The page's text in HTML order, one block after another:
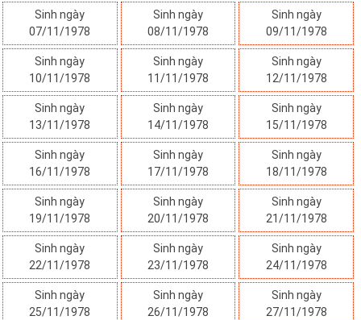
Sinh ngày
07/11/1978
Sinh ngày
08/11/1978
Sinh ngày
09/11/1978
Sinh ngày
10/11/1978
Sinh ngày
11/11/1978
Sinh ngày
12/11/1978
Sinh ngày
13/11/1978
Sinh ngày
14/11/1978
Sinh ngày
15/11/1978
Sinh ngày
16/11/1978
Sinh ngày
17/11/1978
Sinh ngày
18/11/1978
Sinh ngày
19/11/1978
Sinh ngày
20/11/1978
Sinh ngày
21/11/1978
Sinh ngày
22/11/1978
Sinh ngày
23/11/1978
Sinh ngày
24/11/1978
Sinh ngày
25/11/1978
Sinh ngày
26/11/1978
Sinh ngày
27/11/1978